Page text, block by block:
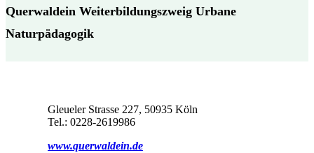
Querwaldein Weiterbildungszweig Urbane
Naturpädagogik
Gleueler Strasse 227, 50935 Köln
Tel.: 0228-2619986
www.querwaldein.de